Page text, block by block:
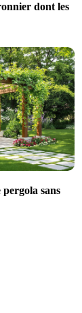
dont les
sans